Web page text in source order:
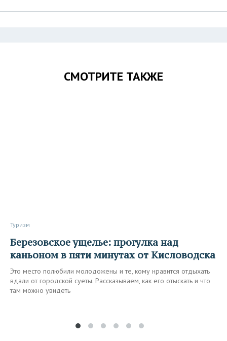
СМОТРИТЕ ТАКЖЕ
Туризм
Березовское ущелье: прогулка над
каньоном в пяти минутах от Кисловодска
Это место полюбили молодожены и те, кому нравится отдыхать
вдали от городской суеты. Рассказываем, как его отыскать и что
там можно увидеть